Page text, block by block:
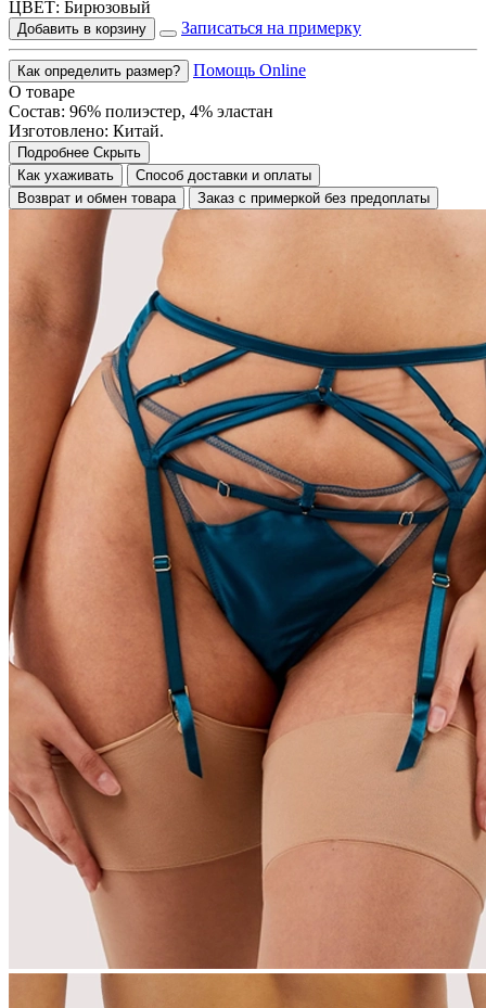
ЦВЕТ: Бирюзовый
Добавить в корзину Записаться на примерку
Как определить размер?
Помощь Online
О товаре
Состав: 96% полиэстер, 4% эластан
Изготовлено: Китай.
Подробнее Скрыть
Как ухаживать
Способ доставки и оплаты
Возврат и обмен товара
Заказ с примеркой без предоплаты